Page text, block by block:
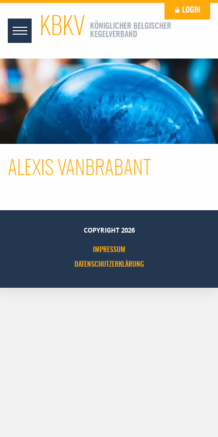
KBKV
KÖNIGLICHER BELGISCHER
KEGELVERBAND
LOGIN
ALEXIS VANBRABANT
COPYRIGHT 2026
IMPRESSUM
DATENSCHUTZERKLÄRUNG